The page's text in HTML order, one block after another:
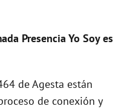
Presencia Yo Soy es
de Agesta están
de conexión y